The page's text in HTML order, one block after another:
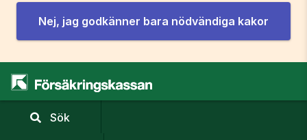
Nej, jag godkänner bara nödvändiga kakor
Sök